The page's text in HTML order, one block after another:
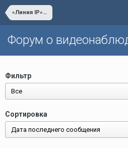
«Линия IP» Видеонаблюдение
Форум о
Фильтр
Сортировка